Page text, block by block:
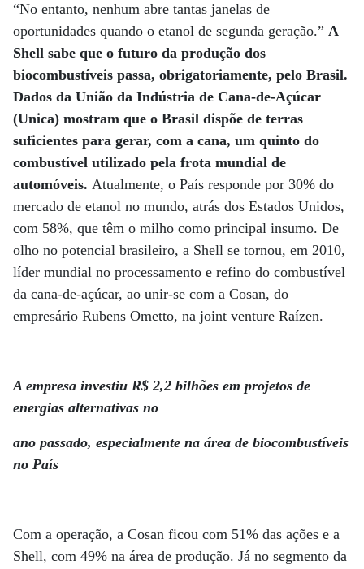
“No entanto, nenhum abre tantas janelas de
oportunidades quando o etanol de segunda geração.” A
Shell sabe que o futuro da produção dos
biocombustíveis passa, obrigatoriamente, pelo Brasil.
Dados da União da Indústria de Cana-de-Açúcar
(Unica) mostram que o Brasil dispõe de terras
suficientes para gerar, com a cana, um quinto do
combustível utilizado pela frota mundial de
automóveis. Atualmente, o País responde por 30% do
mercado de etanol no mundo, atrás dos Estados Unidos,
com 58%, que têm o milho como principal insumo. De
olho no potencial brasileiro, a Shell se tornou, em 2010,
líder mundial no processamento e refino do combustível
da cana-de-açúcar, ao unir-se com a Cosan, do
empresário Rubens Ometto, na joint venture Raízen.
A empresa investiu R$ 2,2 bilhões em projetos de
energias alternativas no
ano passado, especialmente na área de biocombustíveis
no País
Com a operação, a Cosan ficou com 51% das ações e a
Shell, com 49% na área de produção. Já no segmento da